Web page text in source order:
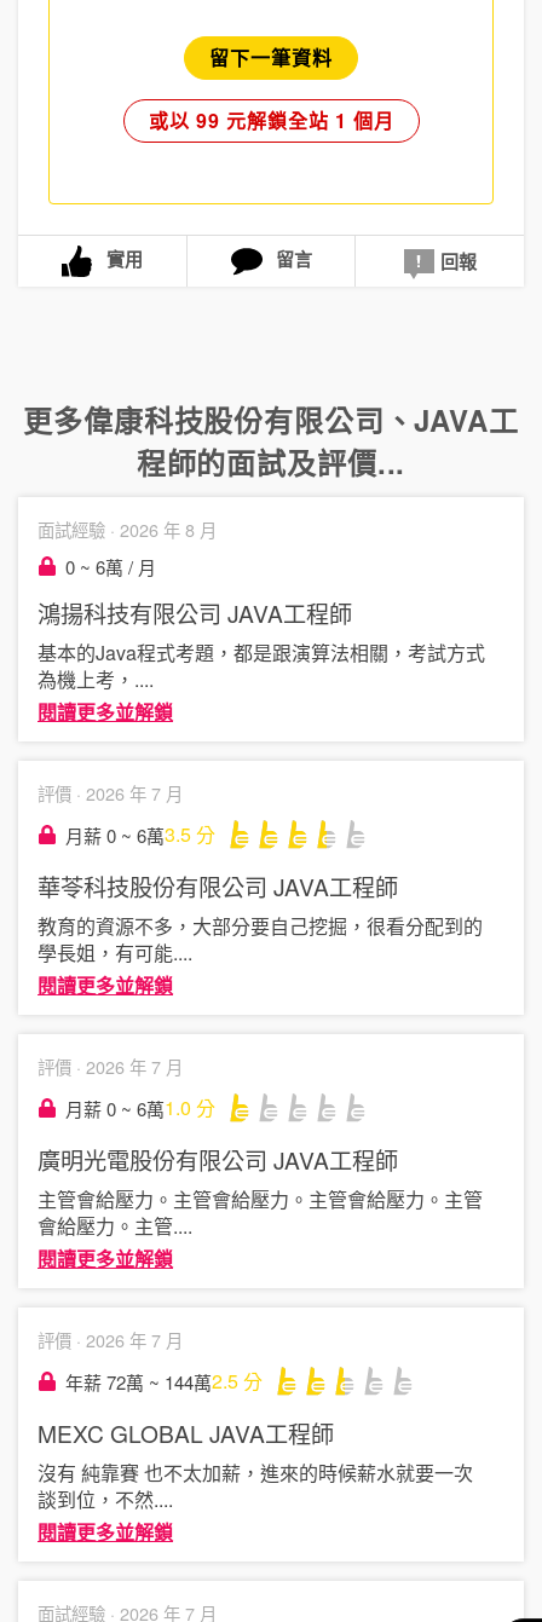
留下一筆資料
或以 99 元解鎖全站 1 個月
實用 留言 回報
更多偉康科技股份有限公司 、JAVA工
程師的面試及評價...
面試經驗 · 2026 年 8 月
0 ~ 6萬 / 月
鴻揚科技有限公司 JAVA工程師
基本的Java程式考題，都是跟演算法相關，考試方式
為機上考， ....
閱讀更多並解鎖
評價 · 2026 年 7 月
月薪 0 ~ 6萬3.5分
華苓科技股份有限公司 JAVA工程師
教育的資源不多，大部分要自己挖掘，很看分配到的
學長姐，有可能....
閱讀更多並解鎖
評價 · 2026 年 7 月
月薪 0 ~ 6萬1.0 分
廣明光電股份有限公司 JAVA工程師
主管會給壓力。主管會給壓力。主管會給壓力。主管
會給壓力。主管....
閱讀更多並解鎖
評價 · 2026 年 7 月
年薪 72萬 ~ 144萬2.5分
MEXC GLOBAL JAVA工程師
沒有 純靠賽 也不太加薪，進來的時候薪水就要一次
談到位，不然....
閱讀更多並解鎖
面試經驗 · 2026 年 7 月